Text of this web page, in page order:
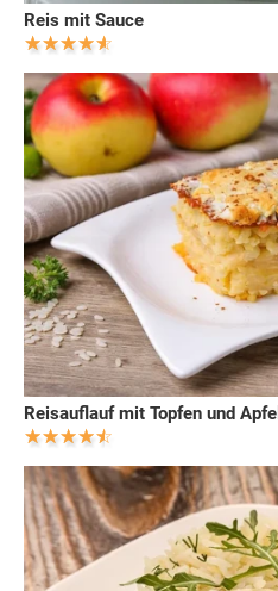
Reis mit Sauce
Reisauflauf mit Topfen und Apfel